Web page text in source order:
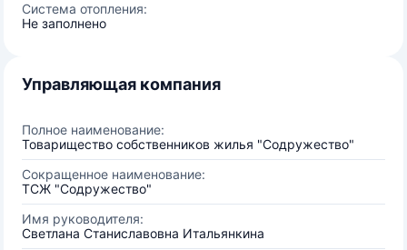
Система отопления:
Не заполнено
Управляющая компания
Полное наименование:
Товарищество собственников жилья "Содружество"
Сокращенное наименование:
ТСЖ "Содружество"
Имя руководителя:
Светлана Станиславовна Итальянкина